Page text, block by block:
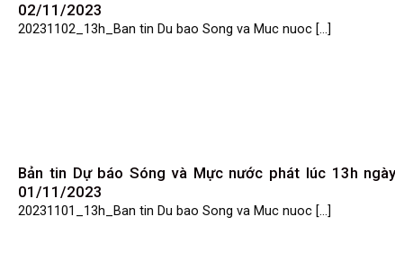
02/11/2023
20231102_13h_Ban tin Du bao Song va Muc nuoc [...]
Bản tin Dự báo Sóng và Mực nước phát lúc 13h
01/11/2023
20231101_13h_Ban tin Du bao Song va Muc nuoc [...]